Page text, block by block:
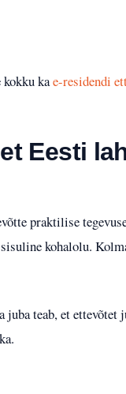
kokku kae-residendi
Eesti
praktilise
kohalolu.
juba teab, et